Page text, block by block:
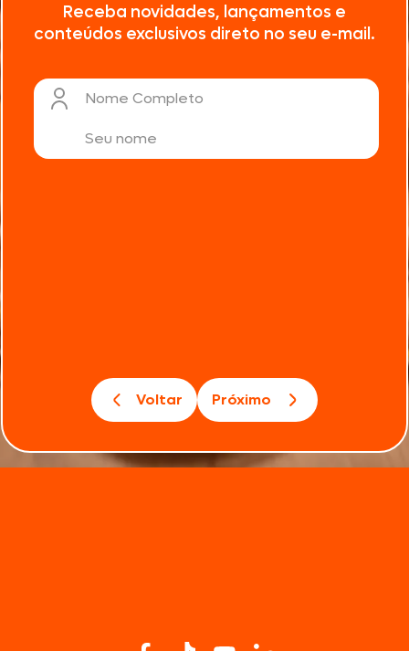
Receba novidades, lançamentos e
conteúdos exclusivos direto no seu e-mail.
Nome Completo
Voltar Próximo